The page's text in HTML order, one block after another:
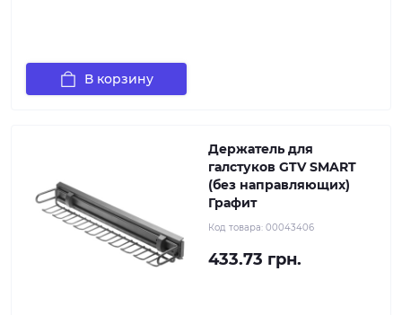
В корзину
Держатель для
галстуков GTV SMART
(без направляющих)
Графит
Код товара: 00043406
433.73 грн.